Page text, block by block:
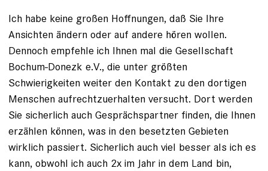
Ich habe keine großen Hoffnungen, daß Sie Ihre
Ansichten ändern oder auf andere hören wollen.
Dennoch empfehle ich Ihnen mal die Gesellschaft
Bochum-Donezk e.V., die unter größten
Schwierigkeiten weiter den Kontakt zu den dortigen
Menschen aufrechtzuerhalten versucht. Dort werden
Sie sicherlich auch Gesprächspartner finden, die Ihnen
erzählen können, was in den besetzten Gebieten
wirklich passiert. Sicherlich auch viel besser als ich es
kann, obwohl ich auch 2x im Jahr in dem Land bin,